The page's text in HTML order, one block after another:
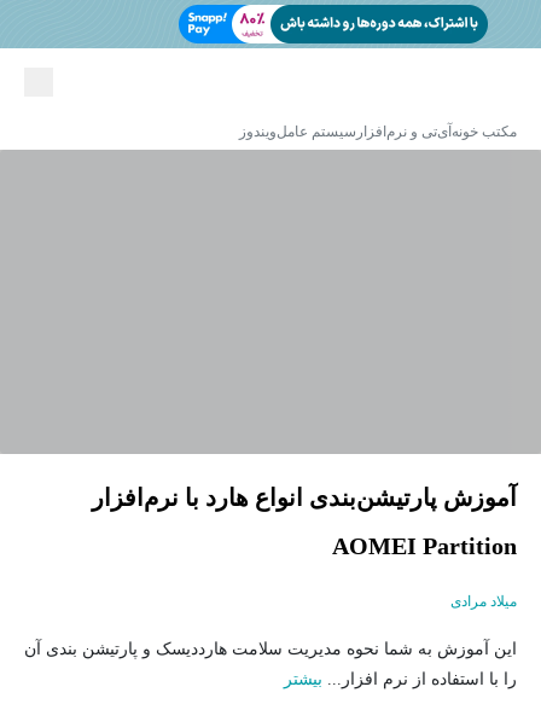
مکتب خونه آی‌تی و نرم‌افزار سیستم عاملویندوز
آموزش پارتیشن‌بندی انواع هارد با نرم‌افزار
AOMEI Partition
میلاد مرادی
این آموزش به شما نحوه مدیریت سلامت هارددیسک و پارتیشن بندی آن
را با استفاده از نرم افزار... بیشتر